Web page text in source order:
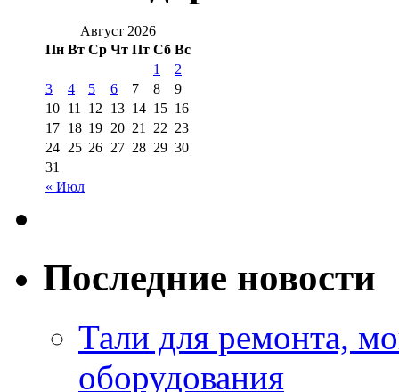
Август 2026
Пн Вт Ср Чт Пт Сб Вс
« Июл
1
2
3
4 5 6 7 8
9
10 11 12 13 14 15 16
17 18 19 20 21 22 23
24 25 26 27 28 29 30
31
Последние новости
Тали для ремонта,
оборудования